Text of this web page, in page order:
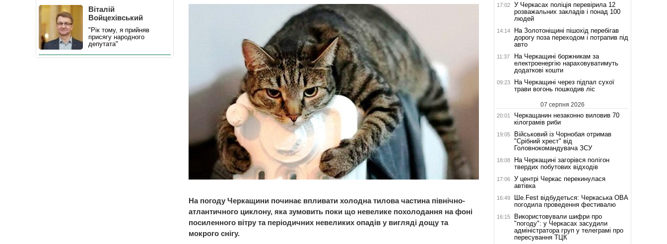
На погоду Черкащини починає впливати холодна тилова частина північно-
атлантичного циклону, яка зумовить поки що невелике похолодання на фоні
посиленного вітру та періодичних невеликих опадів у вигляді дощу та
мокрого снігу.
Віталій
Войцехівський
"Рік тому, я прийняв
присягу народного
депутата"
17:02
У Черкасах поліція перевірила 12
розважальних закладів і понад 100
людей
14:14
На Золотоніщині пішохід перебігав
дорогу поза переходом і потрапив під
авто
11:37
На Черкащині боржникам за
електроенергію нараховуватимуть
додаткові кошти
09:23
На Черкащині через підпал сухої
трави вогонь пошкодив ліс
07 серпня 2026
20:01
Черкащанин незаконно виловив 70
кілограмів риби
19:05
Військовий із Чорнобая отримав
"Срібний хрест" від
Головнокомандувача ЗСУ
18:08
На Черкащині загорівся полігон
твердих побутових відходів
17:06
У центрі Черкас перекинулася
автівка
16:49
Ше.Fest відбудеться: Черкаська ОВА
погодила проведення фестивалю
16:15
Використовували шифри про
"погоду": у Черкасах засудили
адміністратора груп у телеграмі про
пересування ТЦК